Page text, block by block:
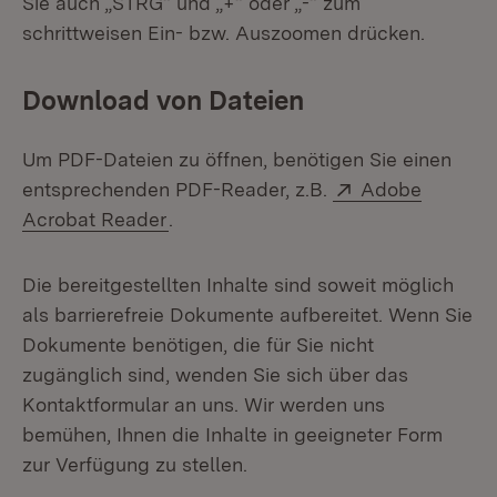
schrittweisen Ein- bzw. Auszoomen drücken.
Download von Dateien
Um PDF-Dateien zu öffnen, benötigen Sie einen
entsprechenden PDF-Reader, z.B.
Extern:
Adobe
Acrobat Reader
Die bereitgestellten Inhalte sind soweit möglich
als barrierefreie Dokumente aufbereitet. Wenn Sie
Dokumente benötigen, die für Sie nicht
zugänglich sind, wenden Sie sich über das
Kontaktformular an uns. Wir werden uns
bemühen, Ihnen die Inhalte in geeigneter Form
zur Verfügung zu stellen.